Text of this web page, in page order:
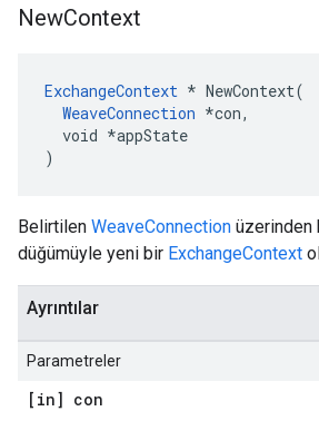
NewContext
ExchangeContext * NewContext(
WeaveConnection *con,
  void *appState
)
Belirtilen WeaveConnection üzerinden
düğümüyle yeni bir ExchangeContext
Ayrıntılar
Parametreler
[in] con